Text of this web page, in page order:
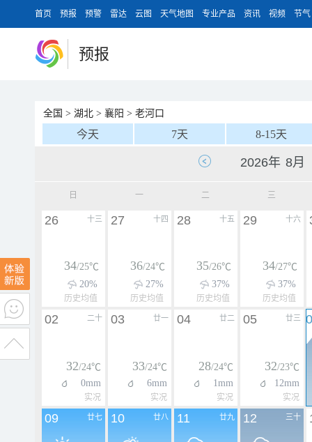
首页 预报 预警 雷达 云图 天气地图 专业产品 资讯 视频 节气
预报
全国 > 湖北 > 襄阳 > 老河口
今天 7天 8-15天
日 一 二 三
十三
26
34/25℃
20%
历史均值
十四
27
36/24℃
27%
历史均值
十五
28
35/26℃
37%
历史均值
十六
29
34/27℃
37%
历史均值
二十
02
32/24℃
0mm
实况
廿一
03
33/24℃
6mm
实况
廿二
04
28/24℃
1mm
实况
廿三
05
32/23℃
12mm
实况
廿七
09 廿八
10 廿九
11 三十
12